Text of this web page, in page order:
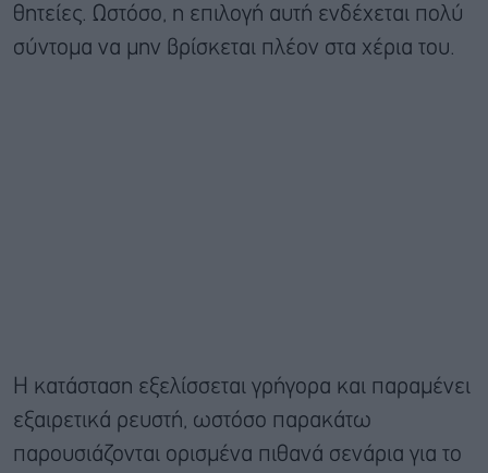
θητείες. Ωστόσο, η επιλογή αυτή ενδέχεται πολύ
σύντομα να μην βρίσκεται πλέον στα χέρια του.
Η κατάσταση εξελίσσεται γρήγορα και παραμένει
εξαιρετικά ρευστή, ωστόσο παρακάτω
παρουσιάζονται ορισμένα πιθανά σενάρια για το